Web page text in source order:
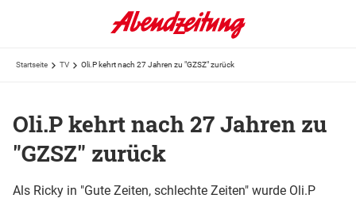
Startseite TV Oli.P kehrt nach 27 Jahren zu "GZSZ" zurück
Oli.P kehrt nach 27 Jahren zu
"GZSZ" zurück
Als Ricky in "Gute Zeiten, schlechte Zeiten" wurde Oli.P